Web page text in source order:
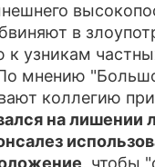
О
в
к узникам
мнению
коллегию
на лишении
, чтобы